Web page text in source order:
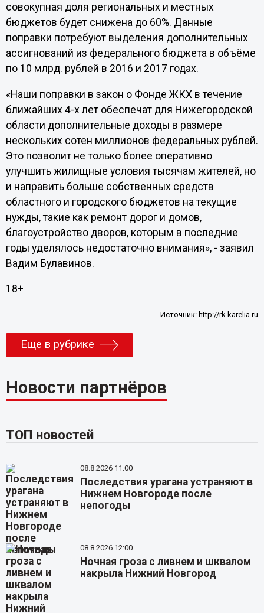
совокупная доля региональных и местных
бюджетов будет снижена до 60%. Данные
поправки потребуют выделения дополнительных
ассигнований из федерального бюджета в объёме
по 10 млрд. рублей в 2016 и 2017 годах.
«Наши поправки в закон о Фонде ЖКХ в течение
ближайших 4-х лет обеспечат для Нижегородской
области дополнительные доходы в размере
нескольких сотен миллионов федеральных рублей.
Это позволит не только более оперативно
улучшить жилищные условия тысячам жителей, но
и направить больше собственных средств
областного и городского бюджетов на текущие
нужды, такие как ремонт дорог и домов,
благоустройство дворов, которым в последние
годы уделялось недостаточно внимания», - заявил
Вадим Булавинов.
18+
Источник: http://rk.karelia.ru
Еще в рубрике
Новости партнёров
ТОП новостей
08.8.2026 11:00
Последствия урагана устраняют в
Нижнем Новгороде после
непогоды
08.8.2026 12:00
Ночная гроза с ливнем и шквалом
накрыла Нижний Новгород